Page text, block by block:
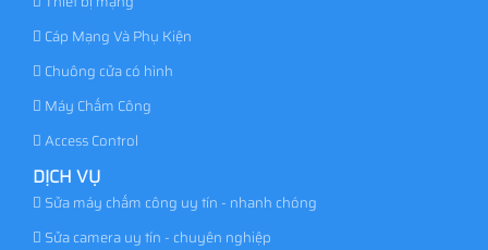
Cáp Mạng Và Phụ Kiện
Chuông cửa có hình
Máy Chấm Công
Access Control
DỊCH VỤ
Sửa máy chấm công uy tín - nhanh chóng
Sửa camera uy tín - chuyên nghiệp